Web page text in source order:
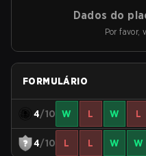
Dados do
Por favor,
FORMULÁRIO
4/10 W L W L
4/10 L L W W